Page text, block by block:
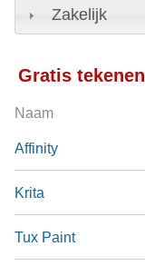
Zakelijk
Gratis tekenen
Naam
Affinity
Krita
Tux Paint